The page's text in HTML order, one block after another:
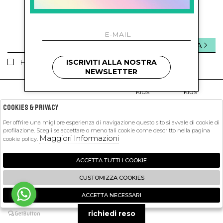
ISCRIVITI ALLA NEWSLETTER
Ho letto ed accettato le condizioni sulla privacy.
INVIA
kids kids
PETIT PASHA
SHOPPING
EXTRA
2026 Petit Pasha - P.iva : 09423341214 Powered by
Zucchetti
🍪
ISCRIVITI ALLA NOSTRA
NEWSLETTER
richiedi reso
Cookies & Privacy
Per offrire una migliore esperienza di navigazione questo sito si avvale di cookie di
profilazione. Scegli se accettare o meno tali cookie come descritto nella pagina
cookie policy. Maggiori Informazioni
ACCETTA TUTTI I COOKIE
CUSTOMIZZA COOKIES
ACCETTA NECESSARI